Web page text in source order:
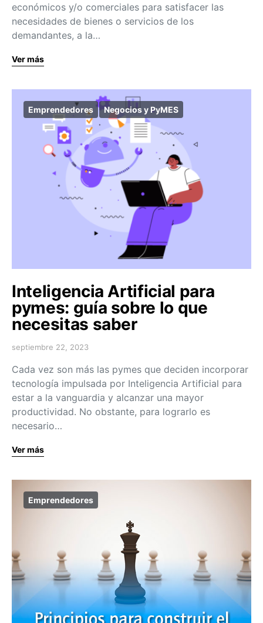
económicos y/o comerciales para satisfacer las
necesidades de bienes o servicios de los
demandantes, a la…
Ver más
Emprendedores Negocios y PyMES
Inteligencia Artificial para
pymes: guía sobre lo que
necesitas saber
septiembre 22, 2023
Cada vez son más las pymes que deciden incorporar
tecnología impulsada por Inteligencia Artificial para
estar a la vanguardia y alcanzar una mayor
productividad. No obstante, para lograrlo es
necesario…
Ver más
Emprendedores